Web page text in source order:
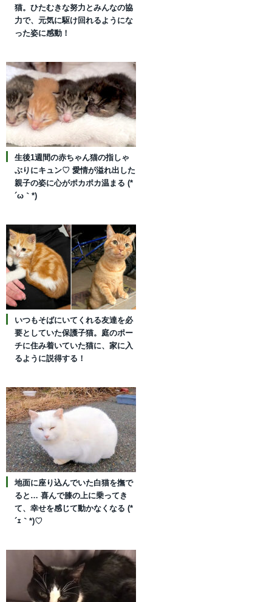
猫。ひたむきな努力とみんなの協
力で、元気に駆け回れるようにな
った姿に感動！
生後1週間の赤ちゃん猫の指しゃ
ぶりにキュン♡ 愛情が溢れ出した
親子の姿に心がポカポカ温まる (*
´ω｀*)
いつもそばにいてくれる友達を必
要としていた保護子猫。庭のポー
チに住み着いていた猫に、家に入
るように説得する！
地面に座り込んでいた白猫を撫で
ると… 喜んで膝の上に乗ってき
て、幸せを感じて動かなくなる (*
´ｪ｀*)♡